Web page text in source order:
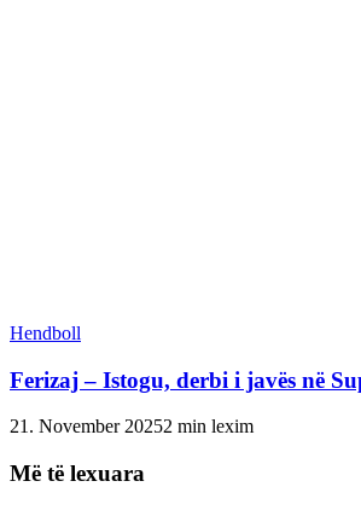
Hendboll
Ferizaj – Istogu, derbi i javës në
21. November 20252 min lexim
Më të lexuara